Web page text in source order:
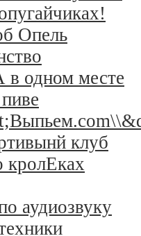
Опель
одном месте
клуб
аудиозвуку